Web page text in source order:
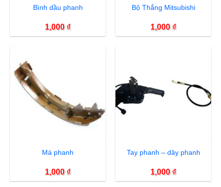
Bình dầu phanh
1,000 ₫
Bộ Thắng Mitsubishi
1,000 ₫
Má phanh
1,000 ₫
Tay phanh – dây phanh
1,000 ₫